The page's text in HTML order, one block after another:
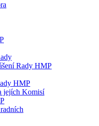
Rady HMP
HMP
jejích Komisí